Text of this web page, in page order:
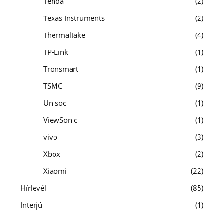
Texas Instruments
2
Thermaltake
4
TP-Link
1
Tronsmart
1
TSMC
9
Unisoc
1
ViewSonic
1
vivo
3
Xbox
2
Xiaomi
22
Hírlevél
85
Interjú
1